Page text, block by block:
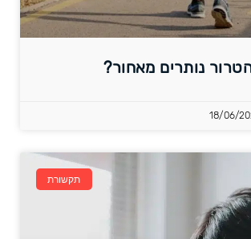
נותרים מאחור?
תקשורת